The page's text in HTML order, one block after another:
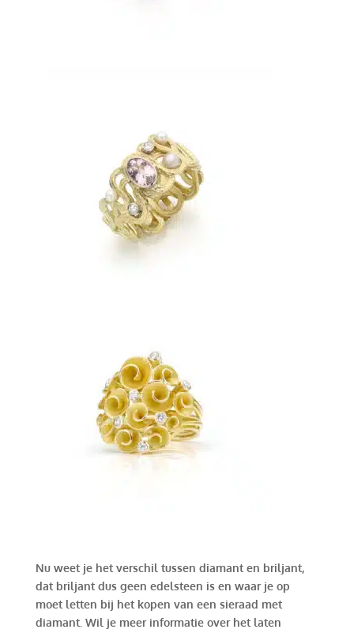
Nu weet je het verschil tussen diamant en briljant,
dat briljant dus geen edelsteen is en waar je op
moet letten bij het kopen van een sieraad met
diamant. Wil je meer informatie over het laten